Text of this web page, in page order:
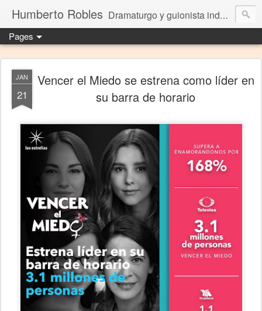
Humberto Robles Dramaturgo y guionista independiente
Pages
JAN
21
Vencer el Miedo se estrena como líder en
su barra de horario